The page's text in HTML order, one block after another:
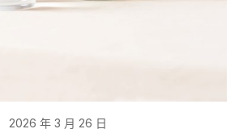
2026 年 3 月 26 日